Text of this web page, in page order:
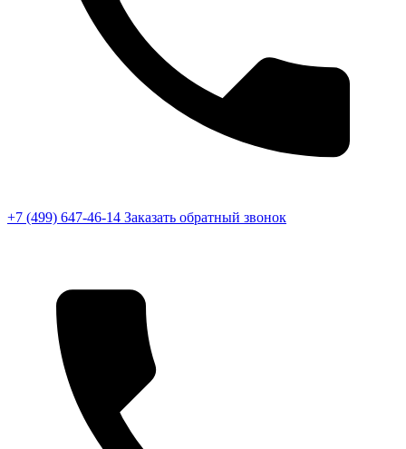
+7 (499) 647-46-14 Заказать обратный звонок